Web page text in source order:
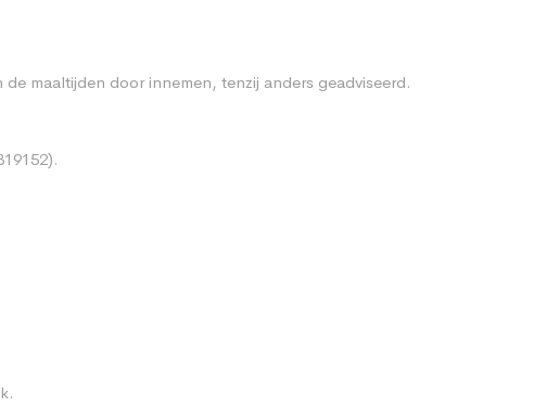
maaltijden door innemen, tenzij anders geadviseerd.